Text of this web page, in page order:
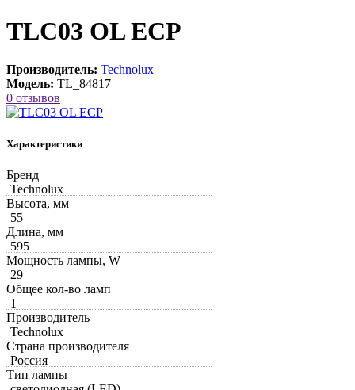
TLC03 OL ECP
Производитель: Technolux
Модель: TL_84817
0 отзывов
Характеристики
Бренд
Technolux
Высота, мм
55
Длина, мм
595
Мощность лампы, W
29
Общее кол-во ламп
1
Производитель
Technolux
Страна производителя
Россия
Тип лампы